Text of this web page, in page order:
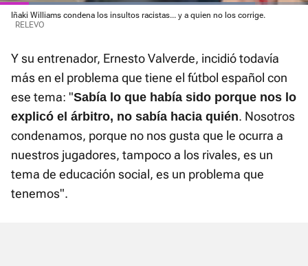
Pausa Unmute Current
0:06 / Duration
0:50
Loaded
82.91%
Iñaki Williams condena los insultos racistas... y a quien no los corrige.
RELEVO
Y su entrenador, Ernesto Valverde, incidió todavía
más en el problema que tiene el fútbol español con
ese tema: "Sabía lo que había sido porque nos lo
explicó el árbitro, no sabía hacia quién. Nosotros
condenamos, porque no nos gusta que le ocurra a
nuestros jugadores, tampoco a los rivales, es un
tema de educación social, es un problema que
tenemos".